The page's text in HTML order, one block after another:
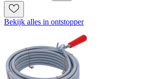
Bekijk alles in ontstopper